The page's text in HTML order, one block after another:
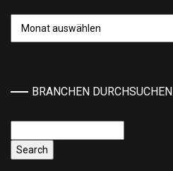
BRANCHEN DURCHSUCHEN